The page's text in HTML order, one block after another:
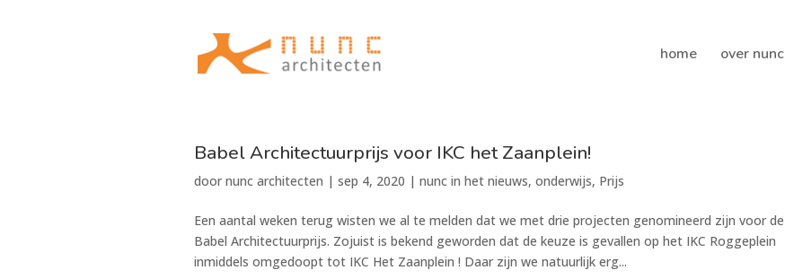
home over nunc
Babel Architectuurprijs voor IKC het Zaanplein!
door nunc architecten | sep 4, 2020 | nunc in het nieuws, onderwijs, Prijs
Een aantal weken terug wisten we al te melden dat we met drie projecten genomineerd zijn voor de
Babel Architectuurprijs. Zojuist is bekend geworden dat de keuze is gevallen op het IKC Roggeplein
inmiddels omgedoopt tot IKC Het Zaanplein ! Daar zijn we natuurlijk erg...